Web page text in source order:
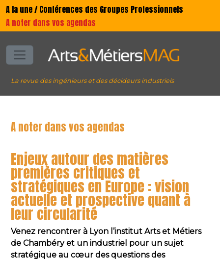
A la une / Conférences des Groupes Professionnels
A noter dans vos agendas
La revue des ingénieurs et des décideurs industriels
A noter dans vos agendas
Enjeux autour des matières
premières critiques et
stratégiques en Europe : vision
actuelle et prospective quant à
leur circularité
Venez rencontrer à Lyon l’institut Arts et Métiers
de Chambéry et un industriel pour un sujet
stratégique au cœur des questions des